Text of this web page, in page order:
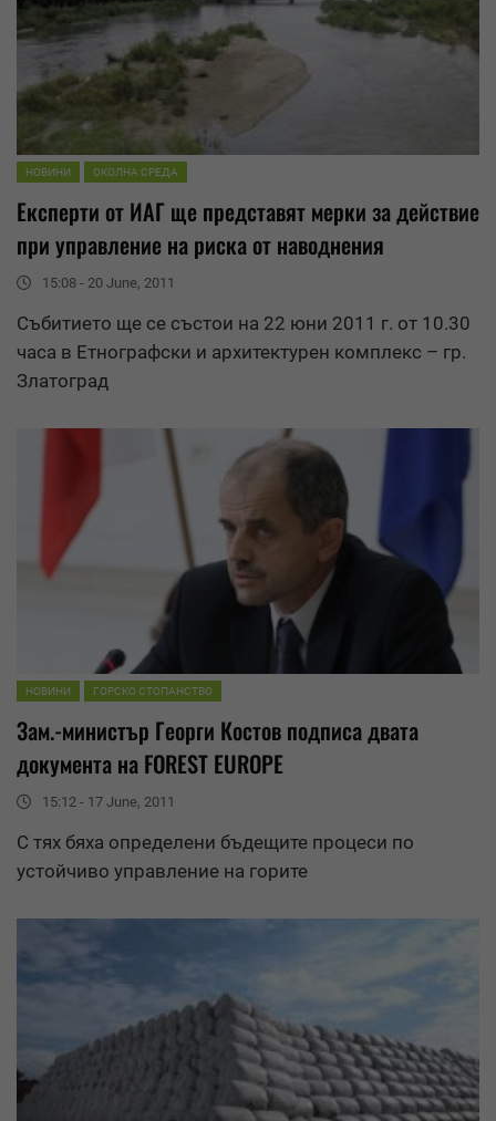
НОВИНИ ОКОЛНА СРЕДА
Експерти от ИАГ ще представят мерки за действие
при управление на риска от наводнения
15:08 - 20 June, 2011
Събитието ще се състои на 22 юни 2011 г. от 10.30
часа в Етнографски и архитектурен комплекс – гр.
Златоград
НОВИНИ ГОРСКО СТОПАНСТВО
Зам.-министър Георги Костов подписа двата
документа на FOREST EUROPE
15:12 - 17 June, 2011
С тях бяха определени бъдещите процеси по
устойчиво управление на горите